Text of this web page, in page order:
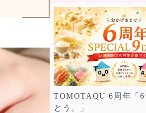
TOMOTAQU 6周年「6
とう。」